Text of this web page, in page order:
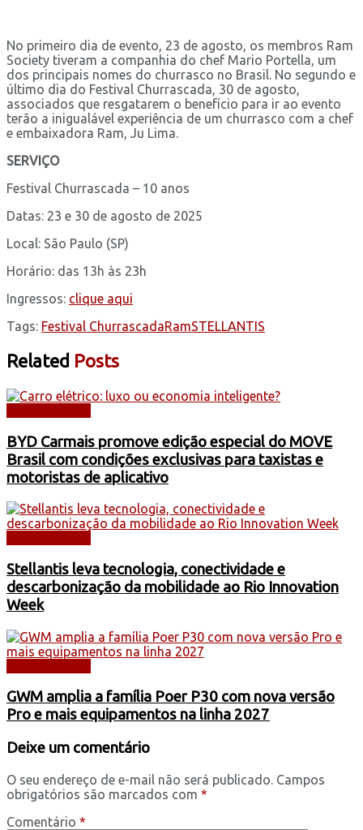
No primeiro dia de evento, 23 de agosto, os membros Ram
Society tiveram a companhia do chef Mario Portella, um
dos principais nomes do churrasco no Brasil. No segundo e
último dia do Festival Churrascada, 30 de agosto,
associados que resgatarem o benefício para ir ao evento
terão a inigualável experiência de um churrasco com a chef
e embaixadora Ram, Ju Lima.
SERVIÇO
Festival Churrascada – 10 anos
Datas: 23 e 30 de agosto de 2025
Local: São Paulo (SP)
Horário: das 13h às 23h
Ingressos: clique aqui
Tags: Festival ChurrascadaRamSTELLANTIS
Related Posts
BYD Carmais promove edição especial do MOVE
Brasil com condições exclusivas para taxistas e
motoristas de aplicativo
Stellantis leva tecnologia, conectividade e
descarbonização da mobilidade ao Rio Innovation
Week
GWM amplia a família Poer P30 com nova versão
Pro e mais equipamentos na linha 2027
Deixe um comentário
O seu endereço de e-mail não será publicado. Campos
obrigatórios são marcados com *
Comentário *